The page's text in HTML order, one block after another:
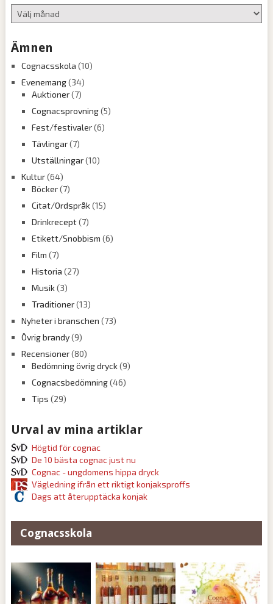
Arkiv
Ämnen
Cognacsskola (10)
Evenemang(34)
Auktioner(7)
Cognacsprovning(5)
Fest/festivaler(6)
Tävlingar(7)
Utställningar(10)
Kultur(64)
Böcker(7)
Citat/Ordspråk(15)
Drinkrecept(7)
Etikett/Snobbism (6)
Film (7)
Historia (27)
Musik(3)
Traditioner(13)
Nyheter i branschen (73)
Övrig brandy(9)
Recensioner(80)
Bedömning övrig dryck(9)
Cognacsbedömning(46)
Tips (29)
Urval av mina artiklar
Högtid för cognac
De 10 bästa cognac just nu
Cognac - ungdomens hippa dryck
Vägledning ifrån ett riktigt konjaksproffs
Dags att återupptäcka konjak
Cognacsskola